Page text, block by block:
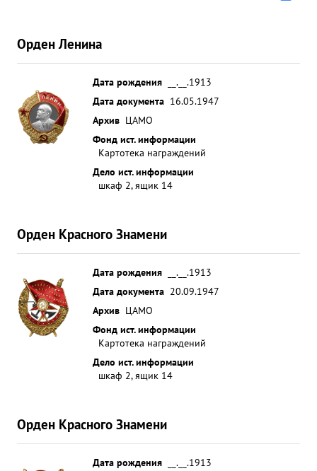
Орден Ленина
Дата рождения
__.__.1913
Дата документа 16.05.1947
Архив ЦАМО
Фонд ист. информации
Картотека награждений
Дело ист. информации
шкаф 2, ящик 14
Орден Красного Знамени
Дата рождения
__.__.1913
Дата документа 20.09.1947
Архив ЦАМО
Фонд ист. информации
Картотека награждений
Дело ист. информации
шкаф 2, ящик 14
Орден Красного Знамени
Дата рождения
__.__.1913